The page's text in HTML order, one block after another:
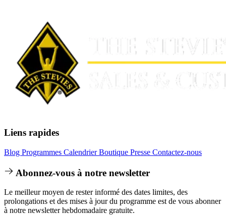
Liens rapides
Blog Programmes CalendrierBoutique Presse Contactez-nous
Abonnez-vous à notre newsletter
Le meilleur moyen de rester informé des dates limites, des
prolongations et des mises à jour du programme est de vous abonner
à notre newsletter hebdomadaire gratuite.